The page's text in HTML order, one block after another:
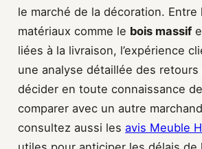
le marché de la décoration. Entre
matériaux comme le bois massif
liées à la livraison, l’expérience
une analyse détaillée des
décider en toute connaissance
comparer avec un autre
consultez aussi les avis Meuble